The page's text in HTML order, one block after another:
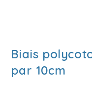
Biais
par 10cm